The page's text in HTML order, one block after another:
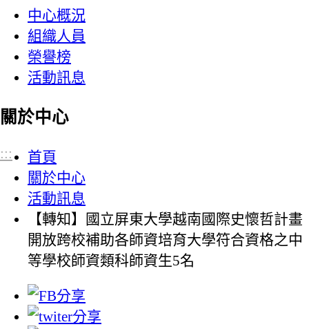
中心概況
組織人員
榮譽榜
活動訊息
關於中心
:::
首頁
關於中心
活動訊息
【轉知】國立屏東大學越南國際史懷哲計畫
開放跨校補助各師資培育大學符合資格之中
等學校師資類科師資生5名